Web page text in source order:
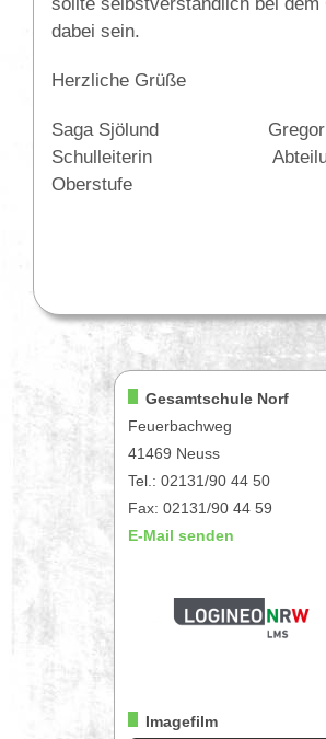
dabei sein.
Herzliche Grüße
Saga Sjölund Gregor
Schulleiterin
Oberstufe
Gesamtschule Norf
Feuerbachweg
41469 Neuss
Tel.: 02131/90 44 50
Fax: 02131/90 44 59
E-Mail senden
Imagefilm